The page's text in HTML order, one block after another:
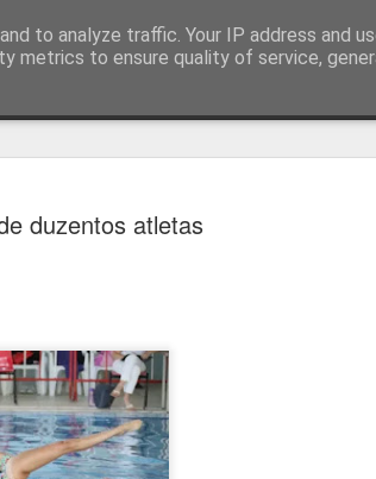
duzentos atletas
to analyze traffic. Your IP address and
metrics to ensure quality of service,
do campeonato
fizeram o jogo de arranque do campeonato
jogar em casa o Estoril empatou com o Famalicão
de Koutsias e Begraoui.